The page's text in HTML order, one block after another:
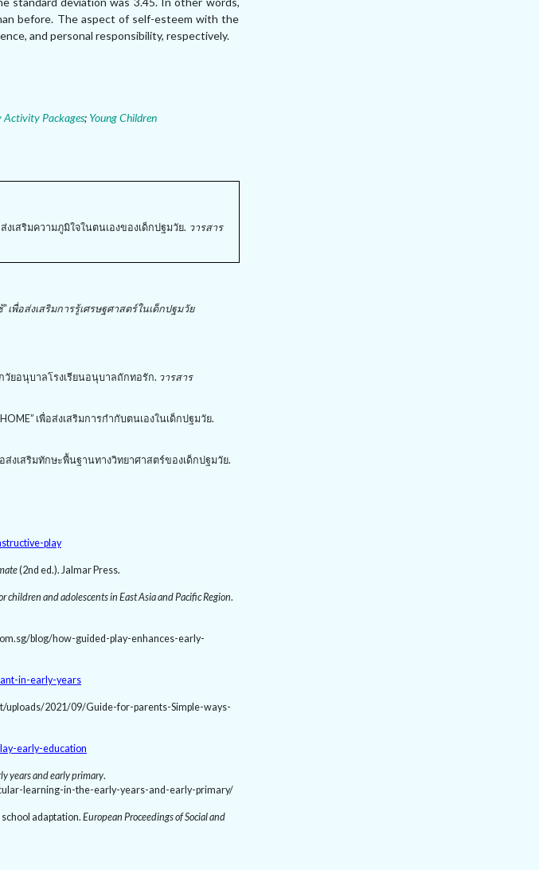
before. The aspect of self-esteem with the
, and personal responsibility, respectively.
Activity Packages; Young Children
เสริมความภูมิใจในตนเองของเด็กปฐมวัย. วารสาร
เพื่อส่งเสริมการรู้เศรษฐศาสตร์ในเด็กปฐมวัย
วัยอนุบาลโรงเรียนอนุบาลถักทอรัก. วารสาร
เพื่อส่งเสริมการกำกับตนเองในเด็กปฐมวัย.
งเสริมทักษะพื้นฐานทางวิทยาศาสตร์ของเด็กปฐมวัย.
play
(2nd ed.). Jalmar Press.
and adolescents in East Asia and Pacific Region.
blog/how-guided-play-enhances-early-
in-early-years
uploads/2021/09/Guide-for-parents-Simple-ways-
early-education
years and early primary.
learning-in-the-early-years-and-early-primary/
adaptation. European Proceedings of Social and